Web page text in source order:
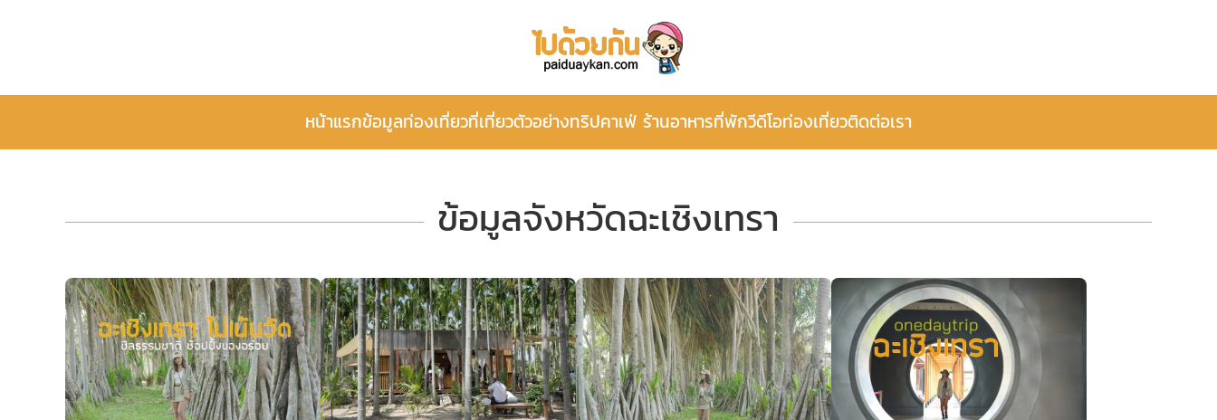
หน้าแรกข้อมูลท่องเที่ยวที่เที่ยวตัวอย่างทริปคาเฟ่ ร้านอาหารที่พักวีดีโอท่องเที่ยวติดต่อเรา
ข้อมูลจังหวัดฉะเชิงเทรา